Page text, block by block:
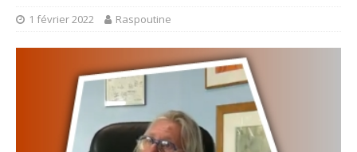
1 février 2022 Raspoutine